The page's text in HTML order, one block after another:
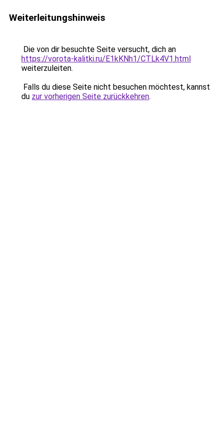
Weiterleitungshinweis
Die von dir besuchte Seite versucht, dich an
https://vorota-kalitki.ru/E1kKNh1/CTLk4V1.html
weiterzuleiten.
Falls du diese Seite nicht besuchen möchtest, kannst
du zur vorherigen Seite zurückkehren.